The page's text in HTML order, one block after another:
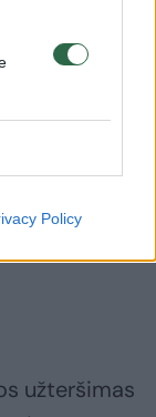
Policy
ir poilsio
kurios
ir
užteršimas